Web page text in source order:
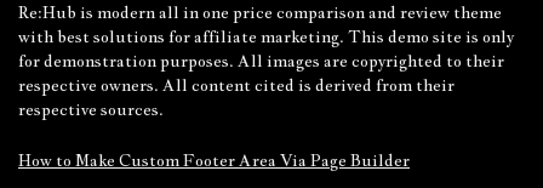
Re:Hub is modern all in one price comparison and review theme
with best solutions for affiliate marketing. This demo site is only
for demonstration purposes. All images are copyrighted to their
respective owners. All content cited is derived from their
respective sources.
How to Make Custom Footer Area Via Page Builder